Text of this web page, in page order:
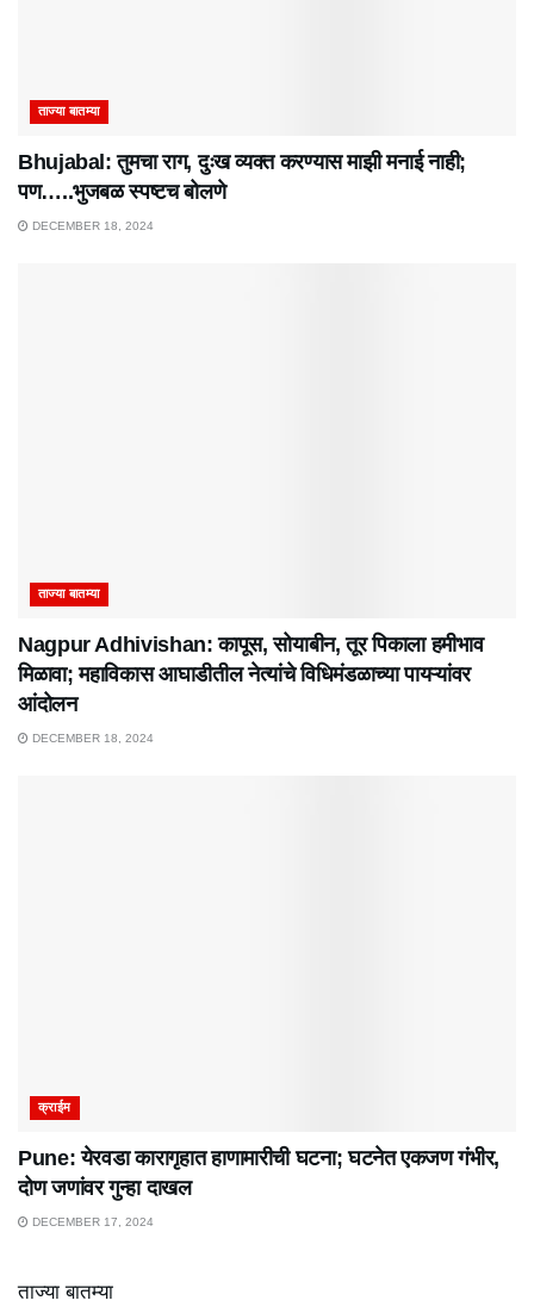
ताज्या बातम्या
Bhujabal: तुमचा राग, दुःख व्यक्त करण्यास माझी मनाई नाही;
पण…..भुजबळ स्पष्टच बोलणे
DECEMBER 18, 2024
ताज्या बातम्या
Nagpur Adhivishan: कापूस, सोयाबीन, तूर पिकाला हमीभाव
मिळावा; महाविकास आघाडीतील नेत्यांचे विधिमंडळाच्या पायऱ्यांवर
आंदोलन
DECEMBER 18, 2024
क्राईम
Pune: येरवडा कारागृहात हाणामारीची घटना; घटनेत एकजण गंभीर,
दोण जणांवर गुन्हा दाखल
DECEMBER 17, 2024
ताज्या बातम्या